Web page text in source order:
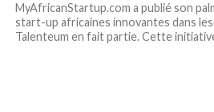
MyAfricanStartup.com a publié son
start-up africaines innovantes dans
Talenteum en fait partie. Cette